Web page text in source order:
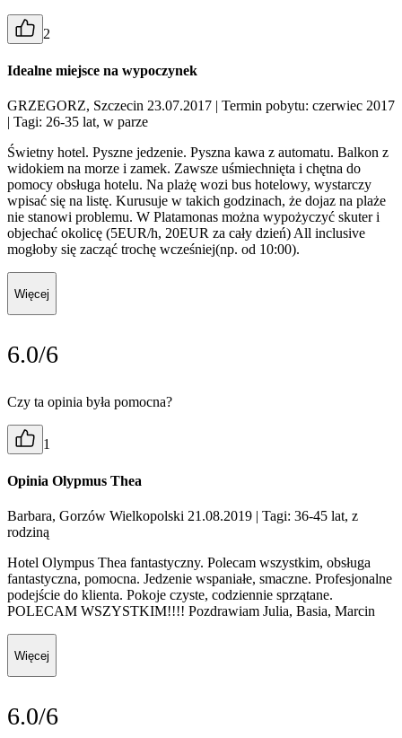
2
Idealne miejsce na wypoczynek
GRZEGORZ, Szczecin 23.07.2017 | Termin pobytu: czerwiec 2017
| Tagi: 26-35 lat, w parze
Świetny hotel. Pyszne jedzenie. Pyszna kawa z automatu. Balkon z
widokiem na morze i zamek. Zawsze uśmiechnięta i chętna do
pomocy obsługa hotelu. Na plażę wozi bus hotelowy, wystarczy
wpisać się na listę. Kurusuje w takich godzinach, że dojaz na plaże
nie stanowi problemu. W Platamonas można wypożyczyć skuter i
objechać okolicę (5EUR/h, 20EUR za cały dzień) All inclusive
mogłoby się zacząć trochę wcześniej(np. od 10:00).
Więcej
6.0/6
Czy ta opinia była pomocna?
1
Opinia Olypmus Thea
Barbara, Gorzów Wielkopolski 21.08.2019 | Tagi: 36-45 lat, z
rodziną
Hotel Olympus Thea fantastyczny. Polecam wszystkim, obsługa
fantastyczna, pomocna. Jedzenie wspaniałe, smaczne. Profesjonalne
podejście do klienta. Pokoje czyste, codziennie sprzątane.
POLECAM WSZYSTKIM!!!! Pozdrawiam Julia, Basia, Marcin
Więcej
6.0/6